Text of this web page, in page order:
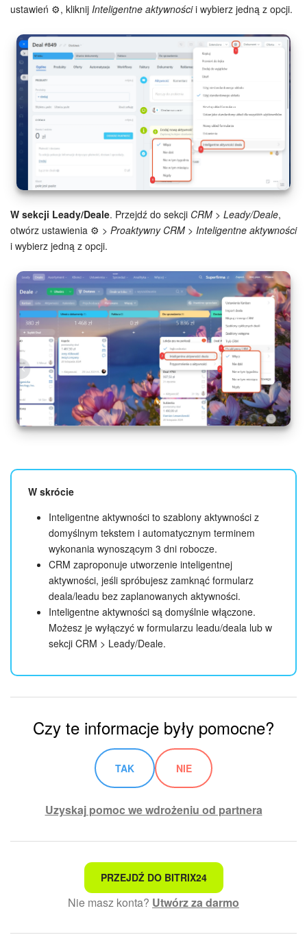
ustawień ⚙️, kliknij Inteligentne aktywnościi wybierz jedną z opcji.
W sekcji Leady/Deale. Przejdź do sekcji CRM > Leady/Deale,
otwórz ustawienia ⚙️ > Proaktywny CRM > Inteligentne aktywności
i wybierz jedną z opcji.
W skrócie
Inteligentne aktywności to szablony aktywności z
domyślnym tekstem i automatycznym terminem
wykonania wynoszącym 3 dni robocze.
CRM zaproponuje utworzenie inteligentnej
aktywności, jeśli spróbujesz zamknąć formularz
deala/leadu bez zaplanowanych aktywności.
Inteligentne aktywności są domyślnie włączone.
Możesz je wyłączyć w formularzu leadu/deala lub w
sekcji CRM > Leady/Deale.
Czy te informacje były pomocne?
TAK NIE
Uzyskaj pomoc we wdrożeniu od partnera
To nie jest to, czego szukam
Skomplikowany i niezrozumiały tekst
Informacje są nieaktualne
PRZEJDŹ DO BITRIX24
Nie masz konta? Utwórz za darmo